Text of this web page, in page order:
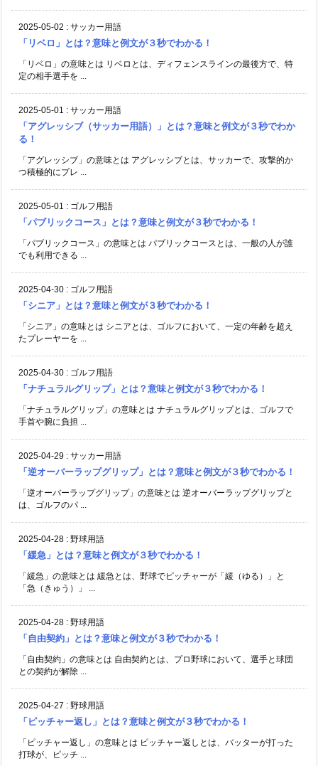
2025-05-02 : サッカー用語
「リベロ」とは？意味と例文が３秒でわかる！
「リベロ」の意味とは リベロとは、ディフェンスラインの最後方で、特
定の相手選手を ...
2025-05-01 : サッカー用語
「アグレッシブ（サッカー用語）」とは？意味と例文が３秒でわか
る！
「アグレッシブ」の意味とは アグレッシブとは、サッカーで、攻撃的か
つ積極的にプレ ...
2025-05-01 : ゴルフ用語
「パブリックコース」とは？意味と例文が３秒でわかる！
「パブリックコース」の意味とは パブリックコースとは、一般の人が誰
でも利用できる ...
2025-04-30 : ゴルフ用語
「シニア」とは？意味と例文が３秒でわかる！
「シニア」の意味とは シニアとは、ゴルフにおいて、一定の年齢を超え
たプレーヤーを ...
2025-04-30 : ゴルフ用語
「ナチュラルグリップ」とは？意味と例文が３秒でわかる！
「ナチュラルグリップ」の意味とは ナチュラルグリップとは、ゴルフで
手首や腕に負担 ...
2025-04-29 : サッカー用語
「逆オーバーラップグリップ」とは？意味と例文が３秒でわかる！
「逆オーバーラップグリップ」の意味とは 逆オーバーラップグリップと
は、ゴルフのパ ...
2025-04-28 : 野球用語
「緩急」とは？意味と例文が３秒でわかる！
「緩急」の意味とは 緩急とは、野球でピッチャーが「緩（ゆる）」と
「急（きゅう）」 ...
2025-04-28 : 野球用語
「自由契約」とは？意味と例文が３秒でわかる！
「自由契約」の意味とは 自由契約とは、プロ野球において、選手と球団
との契約が解除 ...
2025-04-27 : 野球用語
「ピッチャー返し」とは？意味と例文が３秒でわかる！
「ピッチャー返し」の意味とは ピッチャー返しとは、バッターが打った
打球が、ピッチ ...